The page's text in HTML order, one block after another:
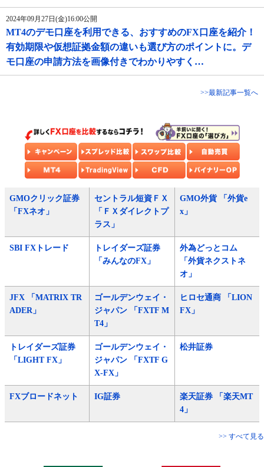
2024年09月27日(金)16:00公開
MT4のデモ口座を利用できる、おすすめのFX口座を紹介！
有効期限や仮想証拠金額の違いも選び方のポイントに。デ
モ口座の申請方法を画像付きでわかりやすく…
>>最新記事一覧へ
GMOクリック証券
「FXネオ」
セントラル短資ＦＸ
「ＦＸダイレクトプ
ラス」
GMO外貨 「外貨e
x」
SBI FXトレード
トレイダーズ証券
「みんなのFX」
外為どっとコム
「外貨ネクストネ
オ」
JFX 「MATRIX TR
ADER」
ゴールデンウェイ・
ジャパン 「FXTF M
T4」
ヒロセ通商 「LION
FX」
トレイダーズ証券
「LIGHT FX」
ゴールデンウェイ・
ジャパン 「FXTF G
X-FX」
松井証券
FXブロードネット IG証券
楽天証券 「楽天MT
4」
>> すべて見る